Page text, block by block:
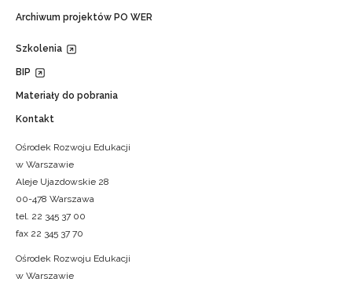
Archiwum projektów PO WER
Szkolenia
BIP
Materiały do pobrania
Kontakt
Ośrodek Rozwoju Edukacji
w Warszawie
Aleje Ujazdowskie 28
00-478 Warszawa
tel. 22 345 37 00
fax 22 345 37 70
Ośrodek Rozwoju Edukacji
w Warszawie